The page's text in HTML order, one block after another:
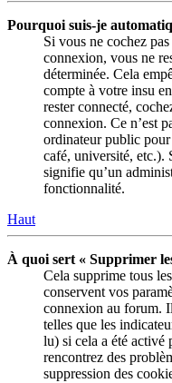
Pourquoi suis-je
Si vous ne cochez pas
connexion, vous ne
déterminée. Cela
compte à votre insu
rester connecté,
connexion. Ce n’est
ordinateur public
café, université, etc.).
signifie qu’un
fonctionnalité.
Haut
À quoi sert « Supprimer
Cela supprime tous
conservent vos
connexion au forum.
telles que les
lu) si cela a été activé
rencontrez des
suppression des